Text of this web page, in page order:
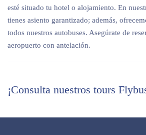
esté situado tu hotel o alojamiento. En
tienes asiento garantizado; además,
todos nuestros autobuses. Asegúrate de
aeropuerto con antelación.
¡Consulta nuestros tours